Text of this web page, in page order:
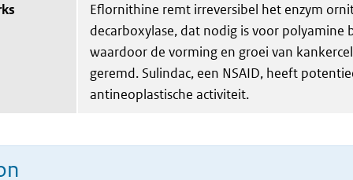
Eflornithine remt irreversibel het enzym
decarboxylase, dat nodig is voor polyamine
waardoor de vorming en groei van
geremd. Sulindac, een NSAID, heeft
antineoplastische activiteit.